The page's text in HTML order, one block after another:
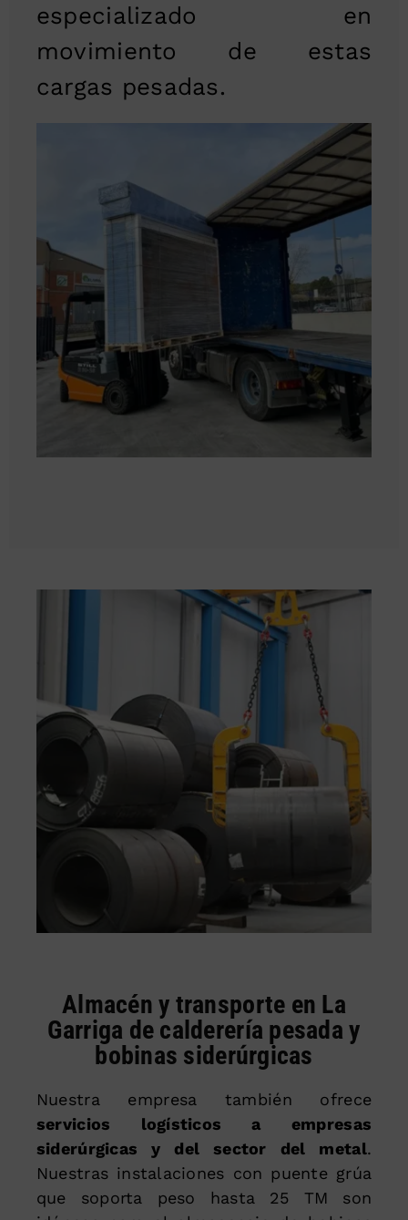
especializado en
movimiento de estas
cargas pesadas.
Almacén y transporte en La
Garriga de calderería pesada y
bobinas siderúrgicas
Nuestra empresa también ofrece
servicios logísticos a empresas
siderúrgicas y del sector del metal.
Nuestras instalaciones con puente grúa
que soporta peso hasta 25 TM son